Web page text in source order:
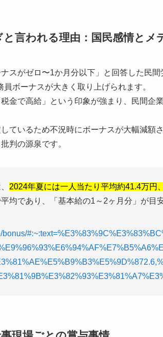
言われる理由：国民感情とメ
スがゼロ〜1か月分以下」と回答した民
ボーナスが大きく取り上げられます。
金で高給」という印象が強まり、民間企
ているため不況時にボーナスが大幅減額
判の源泉です。
2024年夏には一人当たり平均約41.4万円
均であり、「基本給の1～2ヶ月分」が目
bonus/